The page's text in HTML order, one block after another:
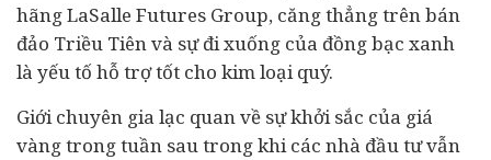
hãng LaSalle Futures Group, căng thẳng trên bán
đảo Triều Tiên và sự đi xuống của đồng bạc xanh
là yếu tố hỗ trợ tốt cho kim loại quý.
Giới chuyên gia lạc quan về sự khởi sắc của giá
vàng trong tuần sau trong khi các nhà đầu tư vẫn